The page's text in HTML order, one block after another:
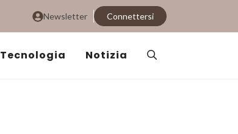
Newsletter Connettersi
Tecnologia Notizia